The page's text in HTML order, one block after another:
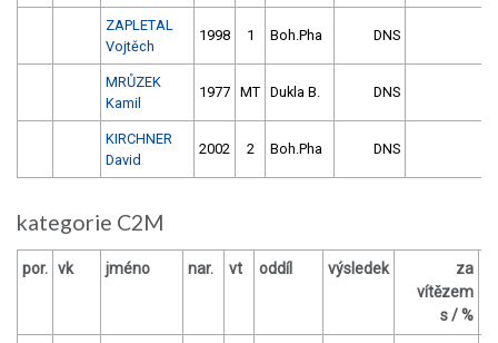
ZAPLETAL
Vojtěch
1998 1 Boh.Pha DNS
MRŮZEK
Kamil
1977 MT Dukla B. DNS
KIRCHNER
David
2002 2 Boh.Pha DNS
kategorie C2M
por. vk jméno nar. vt oddíl výsledek
za
vítězem
s / %